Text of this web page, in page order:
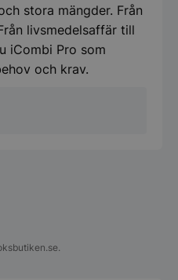
stora mängder. Från
livsmedelsaffär till
iCombi Pro som
och krav.
.